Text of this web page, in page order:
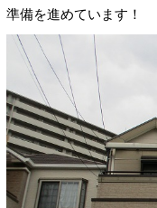
準備を進めています！